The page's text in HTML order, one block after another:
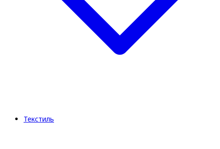
Текстиль